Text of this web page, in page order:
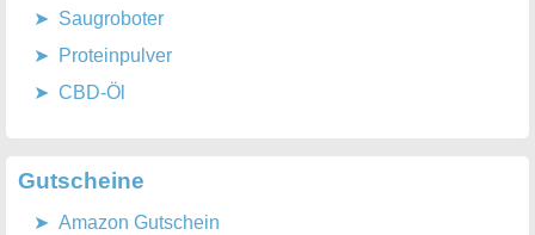
Saugroboter
Proteinpulver
CBD-Öl
Gutscheine
Amazon Gutschein